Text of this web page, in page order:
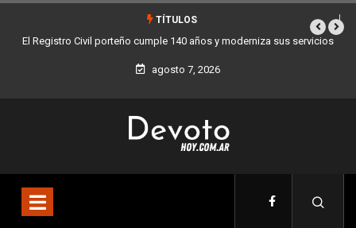
TÍTULOS
sus servicios Buenos Aires sumó 12 nuevos Bares Notables y ya son
la Ciudad
agosto 7, 2026